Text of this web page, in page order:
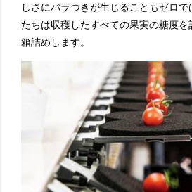
しさにバラつきが生じることもゼロ
たちは収穫したすべての果実の糖度
箱詰めします。